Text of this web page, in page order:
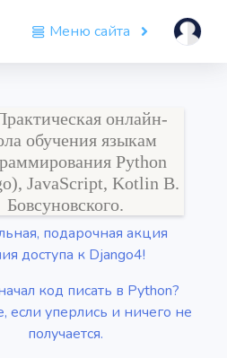
Меню сайта
онлайн-
обучения языкам
Python
JavaScript, Kotlin В.
Бовсуновского.
подарочная акция
доступа к Django4!
код писать в Python?
если уперлись и ничего не
получается.